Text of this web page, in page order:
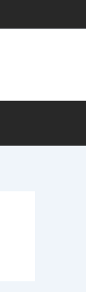
إلى